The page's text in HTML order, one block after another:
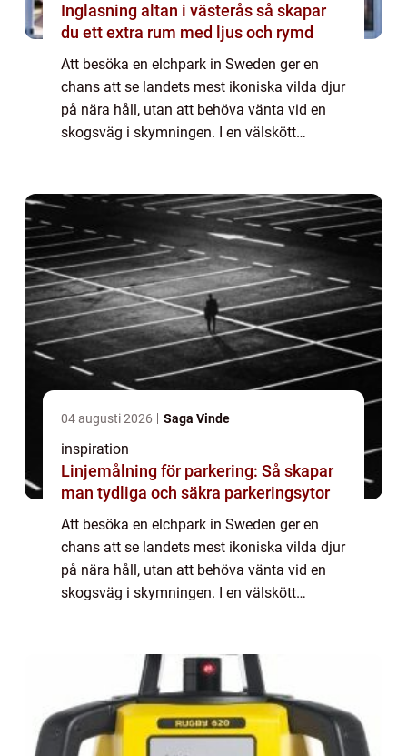
Inglasning altan i västerås så skapar
du ett extra rum med ljus och rymd
Att besöka en elchpark in Sweden ger en
chans att se landets mest ikoniska vilda djur
på nära håll, utan att behöva vänta vid en
skogsväg i skymningen. I en välskött
04 augusti 2026 Saga Vinde
inspiration
Linjemålning för parkering: Så skapar
man tydliga och säkra parkeringsytor
Att besöka en elchpark in Sweden ger en
chans att se landets mest ikoniska vilda djur
på nära håll, utan att behöva vänta vid en
skogsväg i skymningen. I en välskött